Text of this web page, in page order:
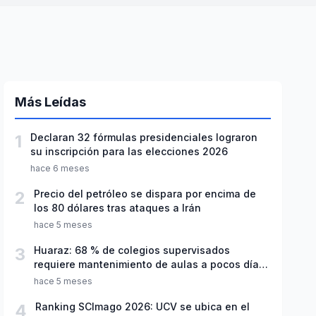
Más Leídas
1
Declaran 32 fórmulas presidenciales lograron
su inscripción para las elecciones 2026
hace 6 meses
2
Precio del petróleo se dispara por encima de
los 80 dólares tras ataques a Irán
hace 5 meses
3
Huaraz: 68 % de colegios supervisados
requiere mantenimiento de aulas a pocos días
de inicio del año escolar 2026
hace 5 meses
4
Ranking SCImago 2026: UCV se ubica en el